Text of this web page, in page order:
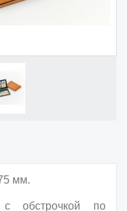
мм.
обстрочкой по